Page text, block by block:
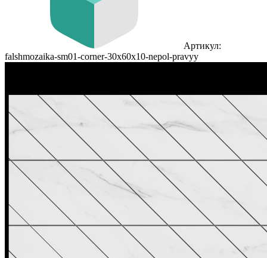
Артикул:
falshmozaika-sm01-corner-30x60x10-nepol-pravyy